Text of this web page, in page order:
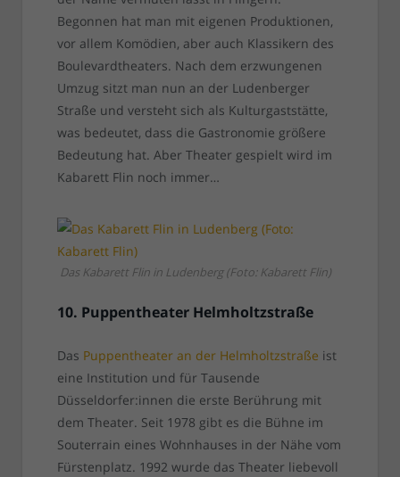
Begonnen hat man mit eigenen Produktionen,
vor allem Komödien, aber auch Klassikern des
Boulevardtheaters. Nach dem erzwungenen
Umzug sitzt man nun an der Ludenberger
Straße und versteht sich als Kulturgaststätte,
was bedeutet, dass die Gastronomie größere
Bedeutung hat. Aber Theater gespielt wird im
Kabarett Flin noch immer…
Das Kabarett Flin in Ludenberg (Foto: Kabarett Flin)
10. Puppentheater Helmholtzstraße
Das Puppentheater an der Helmholtzstraße ist
eine Institution und für Tausende
Düsseldorfer:innen die erste Berührung mit
dem Theater. Seit 1978 gibt es die Bühne im
Souterrain eines Wohnhauses in der Nähe vom
Fürstenplatz. 1992 wurde das Theater liebevoll